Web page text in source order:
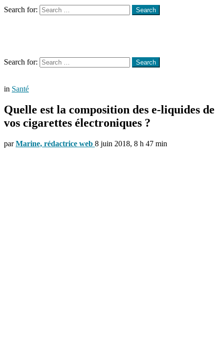
Search for:
Search
Search for:
Search
in Santé
Quelle est la composition des e-liquides de
vos cigarettes électroniques ?
par Marine, rédactrice web 8 juin 2018, 8 h 47 min